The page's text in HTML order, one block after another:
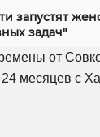
запустят
задач"